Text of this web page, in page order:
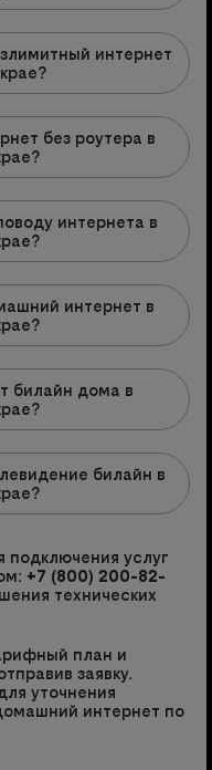
интернет
без роутера в
интернета в
интернет в
билайн дома в
билайн в
подключения услуг
+7 (800) 200-82-
технических
план и
заявку.
уточнения
интернет по